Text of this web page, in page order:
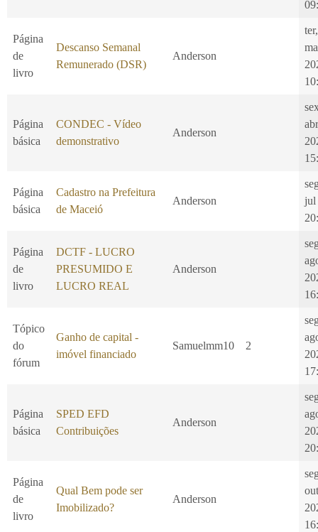
Página
de
livro
Descanso Semanal
Remunerado (DSR)
Anderson
Página
básica
CONDEC - Vídeo
demonstrativo
Anderson
abr
Página
básica
Cadastro na Prefeitura
de Maceió
Anderson
jul
Página
de
livro
DCTF - LUCRO
PRESUMIDO E
LUCRO REAL
Anderson
Tópico
do
fórum
Ganho de capital -
imóvel financiado
Samuelmm10 2
Página
básica
SPED EFD
Contribuições
Anderson
Página
de
livro
Qual Bem pode ser
Imobilizado?
Anderson
out